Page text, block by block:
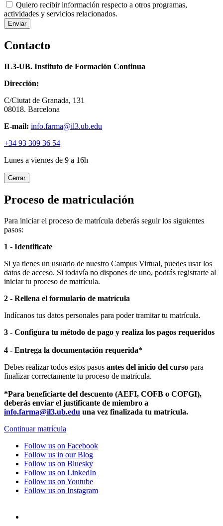
Quiero recibir información respecto a otros programas,
actividades y servicios relacionados.
Contacto
IL3-UB. Instituto de Formación Continua
Dirección:
C/Ciutat de Granada, 131
08018. Barcelona
E-mail: info.farma@il3.ub.edu
+34 93 309 36 54
Lunes a viernes de 9 a 16h
Cerrar
Proceso de matriculación
Para iniciar el proceso de matrícula deberás seguir los siguientes
pasos:
1 - Identifícate
Si ya tienes un usuario de nuestro Campus Virtual, puedes usar los
datos de acceso. Si todavía no dispones de uno, podrás registrarte al
iniciar tu proceso de matrícula.
2 - Rellena el formulario de matrícula
Indícanos tus datos personales para poder tramitar tu matrícula.
3 - Configura tu método de pago y realiza los pagos requeridos
4 - Entrega la documentación requerida*
Debes realizar todos estos pasos antes del inicio del curso para
finalizar correctamente tu proceso de matrícula.
*Para beneficiarte del descuento (AEFI, COFB o COFGI),
deberás enviar el justificante de miembro a
info.farma@il3.ub.edu una vez finalizada tu matrícula.
Continuar matrícula
Follow us on Facebook
Follow us in our Blog
Follow us on Bluesky
Follow us on LinkedIn
Follow us on Youtube
Follow us on Instagram